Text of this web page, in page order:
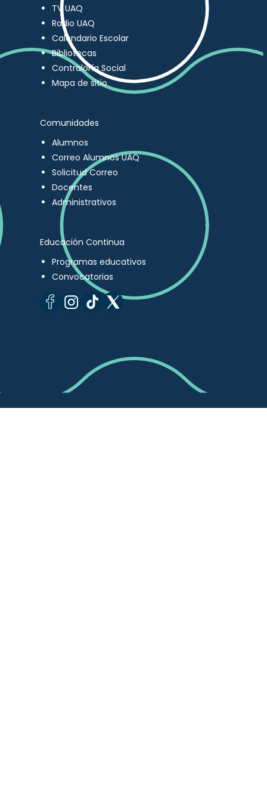
TV UAQ
Radio UAQ
Calendario Escolar
Bibliotecas
Contraloría Social
Mapa de sitio
Comunidades
Alumnos
Correo Alumnos UAQ
Solicitud Correo
Docentes
Administrativos
Educación Continua
Programas educativos
Convocatorias